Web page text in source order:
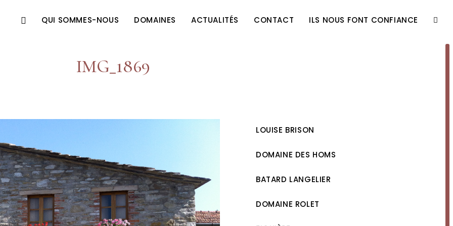
QUI SOMMES-NOUS DOMAINES ACTUALITÉS CONTACT ILS NOUS FONT CONFIANCE
IMG_1869
LOUISE BRISON
DOMAINE DES HOMS
BATARD LANGELIER
DOMAINE ROLET